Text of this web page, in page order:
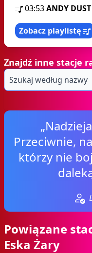
03:53ANDY
Zobacz playlistę
Znajdź inne stacje
Przeciwnie,
którzy nie
Powiązane
Eska Żary